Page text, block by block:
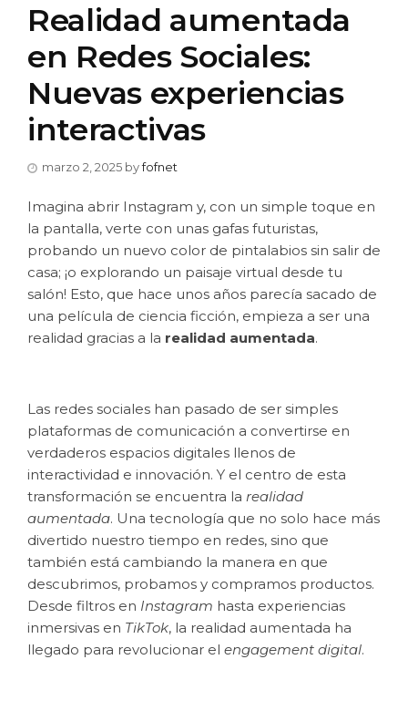
Realidad aumentada
en Redes Sociales:
Nuevas experiencias
interactivas
marzo 2, 2025 byfofnet
Imagina abrir Instagram y, con un simple toque en
la pantalla, verte con unas gafas futuristas,
probando un nuevo color de pintalabios sin salir de
casa; ¡o explorando un paisaje virtual desde tu
salón! Esto, que hace unos años parecía sacado de
una película de ciencia ficción, empieza a ser una
realidad gracias a la realidad aumentada.
Las redes sociales han pasado de ser simples
plataformas de comunicación a convertirse en
verdaderos espacios digitales llenos de
interactividad e innovación. Y el centro de esta
transformación se encuentra la realidad
aumentada. Una tecnología que no solo hace más
divertido nuestro tiempo en redes, sino que
también está cambiando la manera en que
descubrimos, probamos y compramos productos.
Desde filtros en Instagram hasta experiencias
inmersivas en TikTok, la realidad aumentada ha
llegado para revolucionar el engagement digital.